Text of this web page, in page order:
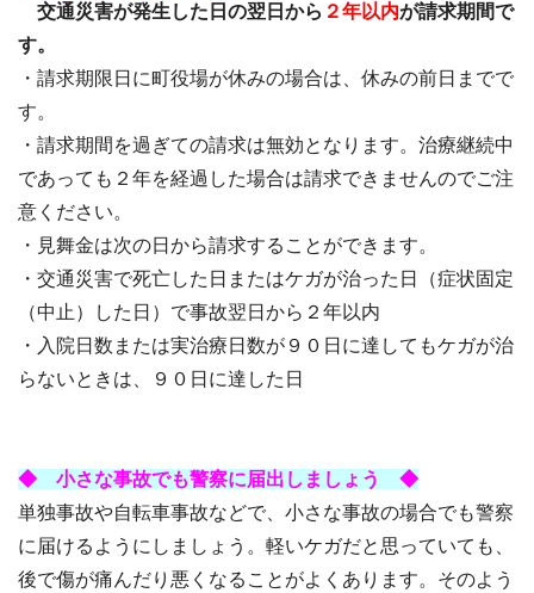
交通災害が発生した日の翌日から ２年以内が請求期間で
す。
・請求期限日に町役場が休みの場合は、休みの前日までで
す。
・請求期間を過ぎての請求は無効となります。治療継続中
であっても２年を経過した場合は請求できませんのでご注
意ください。
・見舞金は次の日から請求することができます。
・交通災害で死亡した日またはケガが治った日（症状固定
（中止）した日）で事故翌日から２年以内
・入院日数または実治療日数が９０日に達してもケガが治
らないときは、９０日に達した日
◆ 小さな事故でも警察に届出しましょう ◆
単独事故や自転車事故などで、小さな事故の場合でも警察
に届けるようにしましょう。軽いケガだと思っていても、
後で傷が痛んだり悪くなることがよくあります。そのよう